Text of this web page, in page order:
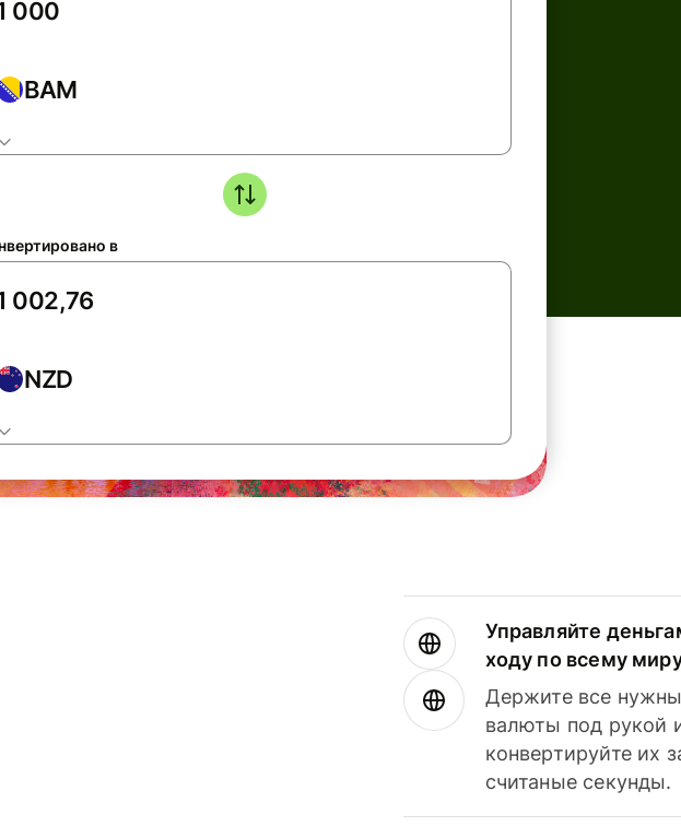
BAM
в
NZD
Управляйте
ходу по всему
Держите все
валюты под рукой
конвертируйте их
считаные секунды.